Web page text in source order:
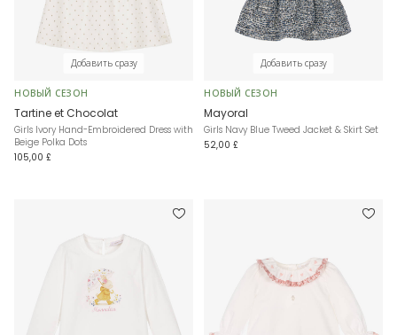
Добавить сразу
НОВЫЙ СЕЗОН
Tartine et Chocolat
Girls Ivory Hand-Embroidered Dress with
Beige Polka Dots
105,00 £
Добавить сразу
НОВЫЙ СЕЗОН
Mayoral
Girls Navy Blue Tweed Jacket & Skirt Set
52,00 £